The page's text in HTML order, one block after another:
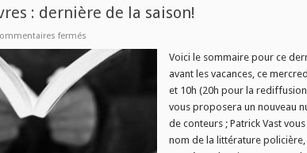
: dernière de la saison!
ferméssur
Vie
des
livres
:
dernière
de
saison!
Voici le sommaire pour ce
avant les vacances, ce
et 10h (20h pour la
vous proposera un nouveau
de conteurs ; Patrick Vast
nom de la littérature